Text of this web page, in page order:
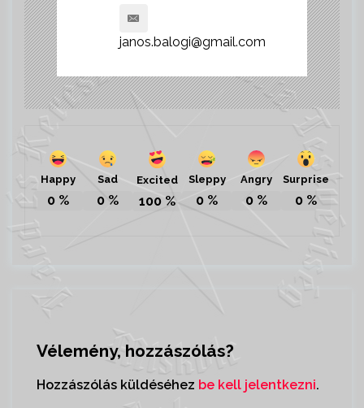
janos.balogi@gmail.com
Happy
0 %
Sad
0 %
Excited
100 %
Sleppy
0 %
Angry
0 %
Surprise
0 %
Vélemény, hozzászólás?
Hozzászólás küldéséhez be kell jelentkezni.